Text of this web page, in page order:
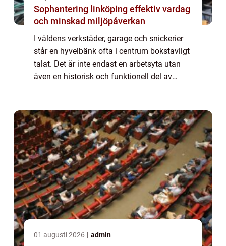
Sophantering linköping effektiv vardag
och minskad miljöpåverkan
I väldens verkstäder, garage och snickerier
står en hyvelbänk ofta i centrum bokstavligt
talat. Det är inte endast en arbetsyta utan
även en historisk och funktionell del av
01 augusti 2026 admin